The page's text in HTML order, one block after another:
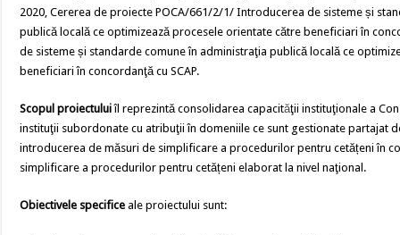
2020, Cererea de proiecte POCA/661/2/1/ Introducerea de sisteme și
publică locală ce optimizează procesele orientate către beneficiari în
de sisteme și standarde comune în administraţia publică locală ce
beneficiari în concordanţă cu SCAP.
Scopul proiectuluiîl reprezintă consolidarea capacităţii instituţionale a
instituţii subordonate cu atribuţii în domeniile ce sunt gestionate partajat
introducerea de măsuri de simplificare a procedurilor pentru cetățeni în
simplificare a procedurilor pentru cetățeni elaborat la nivel naţional.
Obiectivele specifice ale proiectului sunt: